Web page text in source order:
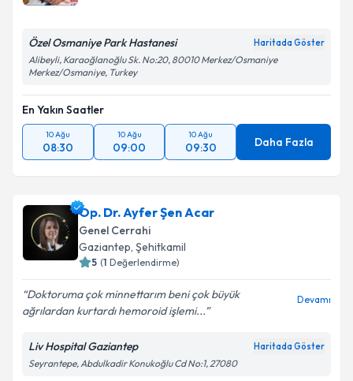
Özel Osmaniye Park Hastanesi Haritada Göster
Alibeyli, Karaoğlanoğlu Sk. No:20, 80010 Merkez/Osmaniye
Merkez/Osmaniye, Turkey
En Yakın Saatler
10 Ağu
08:30
10 Ağu
09:00
10 Ağu
09:30 Daha Fazla
Op. Dr. Ayfer Şen Acar
Genel Cerrahi
Gaziantep, Şehitkamil
5 (1 Değerlendirme)
Doktoruma çok minnettarım beni çok büyük
ağrılardan kurtardı hemoroid işlemi...
Devamı
Liv Hospital Gaziantep Haritada Göster
Seyrantepe, Abdulkadir Konukoğlu Cd No:1, 27080